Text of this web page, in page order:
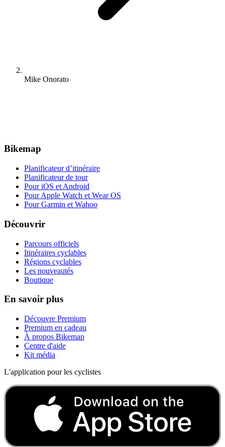
Mike Onorato
Bikemap
Planificateur d’itinéraire
Planificateur de tour
Pour iOS et Android
Pour Apple Watch et Wear OS
Pour Garmin et Wahoo
Découvrir
Parcours officiels
Itinéraires cyclables
Régions cyclables
Les nouveautés
Boutique
En savoir plus
Découvre Premium
Premium en cadeau
À propos Bikemap
Centre d'aide
Kit média
L'application pour les cyclistes